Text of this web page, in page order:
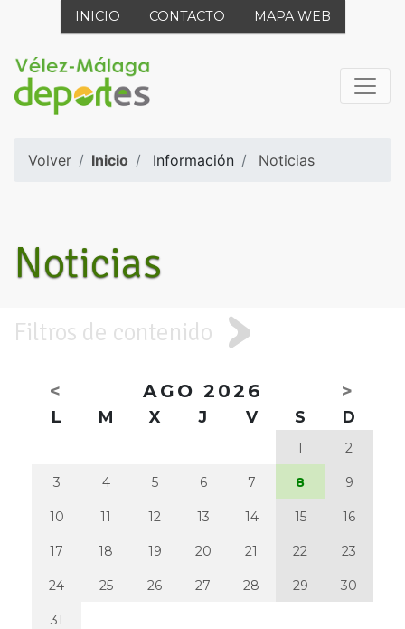
INICIO CONTACTO MAPA WEB
Volver Inicio Información Noticias
Noticias
Filtros de contenido
< AGO 2026 >
L M X J V S D
1 2
3 4 5 6 7 8 9
10 11 12 13 14 15 16
17 18 19 20 21 22 23
24 25 26 27 28 29 30
31